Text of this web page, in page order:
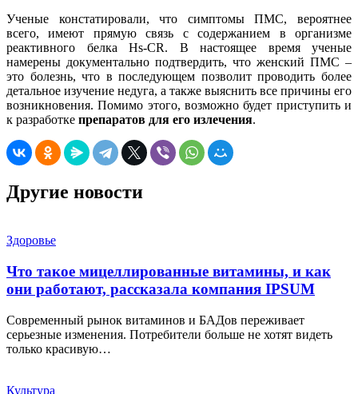
Ученые констатировали, что симптомы ПМС, вероятнее
всего, имеют прямую связь с содержанием в организме
реактивного белка Hs-CR. В настоящее время ученые
намерены документально подтвердить, что женский ПМС –
это болезнь, что в последующем позволит проводить более
детальное изучение недуга, а также выяснить все причины его
возникновения. Помимо этого, возможно будет приступить и
к разработке препаратов для его излечения.
Другие новости
Здоровье
Что такое мицеллированные витамины, и как
они работают, рассказала компания IPSUM
Современный рынок витаминов и БАДов переживает
серьезные изменения. Потребители больше не хотят видеть
только красивую…
Культура